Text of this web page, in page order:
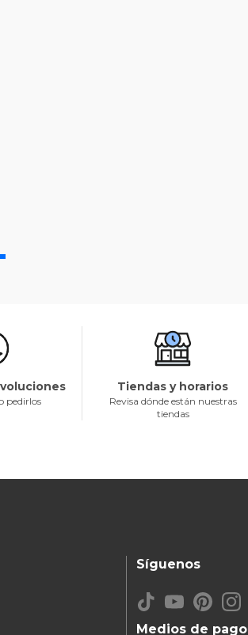
pedirlos
Tiendas y horarios
Revisa dónde están nuestras
tiendas
Medios de pago
Síguenos